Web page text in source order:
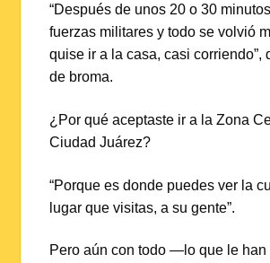
“Después de unos 20 o 30
fuerzas militares y todo se volvió
quise ir a la casa, casi corriendo”,
de broma.
¿Por qué aceptaste ir a la Zona
Ciudad Juárez?
“Porque es donde puedes ver la
lugar que visitas, a su gente”.
Pero aún con todo —lo que le han